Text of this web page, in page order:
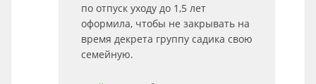
по отпуск уходу до 1,5 лет
оформила, чтобы не закрывать на
время декрета группу садика свою
семейную.